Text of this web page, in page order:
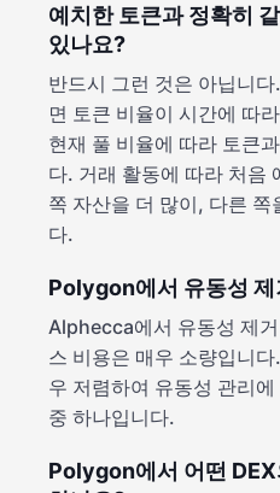
예치한 토큰과 정확히
있나요?
반드시 그런 것은 아닙니
면 토큰 비율이 시간에 따
현재 풀 비율에 따라 토큰
다. 거래 활동에 따라 처음
쪽 자산을 더 많이, 다른 쪽
다.
Polygon에서 유동성
Alphecca에서 유동성 제
스 비용은 매우 소량입니
우 저렴하여 유동성 관리
중 하나입니다.
Polygon에서 어떤